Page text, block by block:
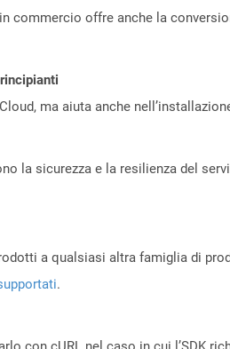
commercio offre anche la
ma aiuta anche
la sicurezza e la resilienza del
a qualsiasi altra famiglia di
.